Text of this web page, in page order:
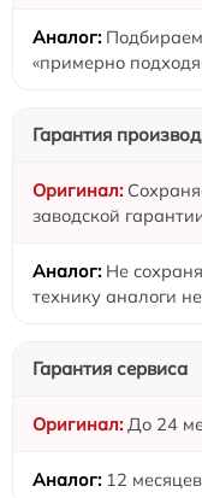
«примерно
Гарантия
заводской
Не
технику аналоги
Гарантия сервиса
До 24
12